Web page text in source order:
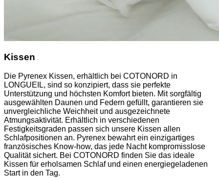
Kissen
Die Pyrenex Kissen, erhältlich bei COTONORD in
LONGUEIL, sind so konzipiert, dass sie perfekte
Unterstützung und höchsten Komfort bieten. Mit sorgfältig
ausgewählten Daunen und Federn gefüllt, garantieren sie
unvergleichliche Weichheit und ausgezeichnete
Atmungsaktivität. Erhältlich in verschiedenen
Festigkeitsgraden passen sich unsere Kissen allen
Schlafpositionen an. Pyrenex bewahrt ein einzigartiges
französisches Know-how, das jede Nacht kompromisslose
Qualität sichert. Bei COTONORD finden Sie das ideale
Kissen für erholsamen Schlaf und einen energiegeladenen
Start in den Tag.